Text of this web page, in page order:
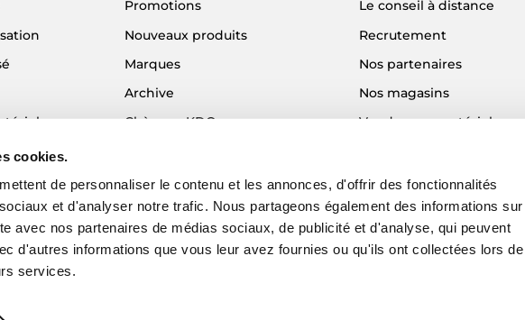
cookies.
de personnaliser le contenu et les annonces, d'offrir des fonctionnalités
et d'analyser notre trafic. Nous partageons également des informations sur
avec nos partenaires de médias sociaux, de publicité et d'analyse, qui peuvent
d'autres informations que vous leur avez fournies ou qu'ils ont collectées lors de
services.
Promotions
Nouveaux produits
Marques
Archive
Chèques KDO
Le conseil à distance
Recrutement
Nos partenaires
Nos magasins
Vendre son matériel
Blog